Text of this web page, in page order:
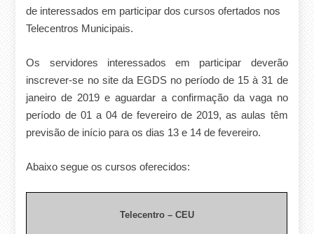
de interessados em participar dos cursos ofertados nos
Telecentros Municipais.
Os servidores interessados em participar deverão
inscrever-se no site da EGDS no período de 15 à 31 de
janeiro de 2019 e aguardar a confirmação da vaga no
período de 01 a 04de fevereiro de 2019, as aulas têm
previsão de início para os dias 13 e 14 de fevereiro.
Abaixo segue os cursos oferecidos:
Telecentro – CEU